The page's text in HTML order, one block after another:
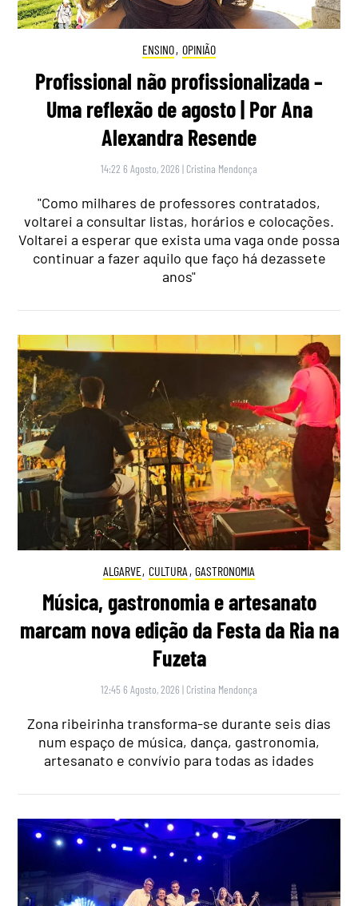
ENSINO, OPINIÃO
Profissional não profissionalizada –
Uma reflexão de agosto | Por Ana
Alexandra Resende
14:22 6 Agosto, 2026 | Cristina Mendonça
"Como milhares de professores contratados,
voltarei a consultar listas, horários e colocações.
Voltarei a esperar que exista uma vaga onde possa
continuar a fazer aquilo que faço há dezassete
anos"
ALGARVE, CULTURA , GASTRONOMIA
Música, gastronomia e artesanato
marcam nova edição da Festa da Ria na
Fuzeta
12:45 6 Agosto, 2026 | Cristina Mendonça
Zona ribeirinha transforma-se durante seis dias
num espaço de música, dança, gastronomia,
artesanato e convívio para todas as idades